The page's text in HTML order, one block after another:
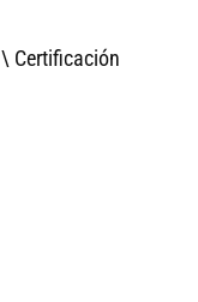
\ Certificación